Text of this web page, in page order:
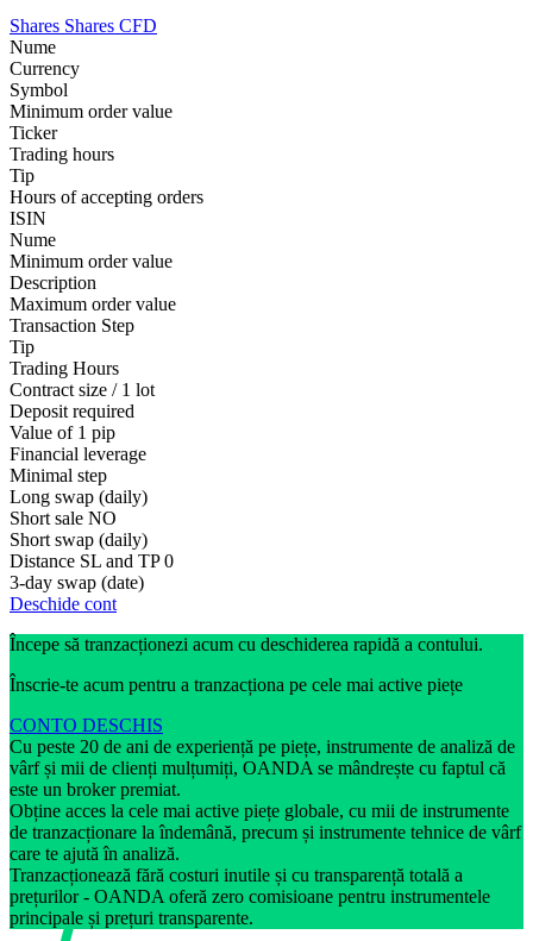
Shares Shares CFD
Nume
Currency
Symbol
Minimum order value
Ticker
Trading hours
Tip
Hours of accepting orders
ISIN
Nume
Minimum order value
Description
Maximum order value
Transaction Step
Tip
Trading Hours
Contract size / 1 lot
Deposit required
Value of 1 pip
Financial leverage
Minimal step
Long swap (daily)
Short sale NO
Short swap (daily)
Distance SL and TP 0
3-day swap (date)
Deschide cont
Începe să tranzacționezi acum cu deschiderea rapidă a contului.
Înscrie-te acum pentru a tranzacționa pe cele mai active piețe
CONTO DESCHIS
Cu peste 20 de ani de experiență pe piețe, instrumente de analiză de
vârf și mii de clienți mulțumiți, OANDA se mândrește cu faptul că
este un broker premiat.
Obține acces la cele mai active piețe globale, cu mii de instrumente
de tranzacționare la îndemână, precum și instrumente tehnice de vârf
care te ajută în analiză.
Tranzacționează fără costuri inutile și cu transparență totală a
prețurilor - OANDA oferă zero comisioane pentru instrumentele
principale și prețuri transparente.